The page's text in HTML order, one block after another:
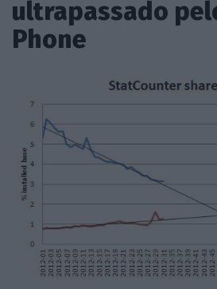
ultrapassado
Phone